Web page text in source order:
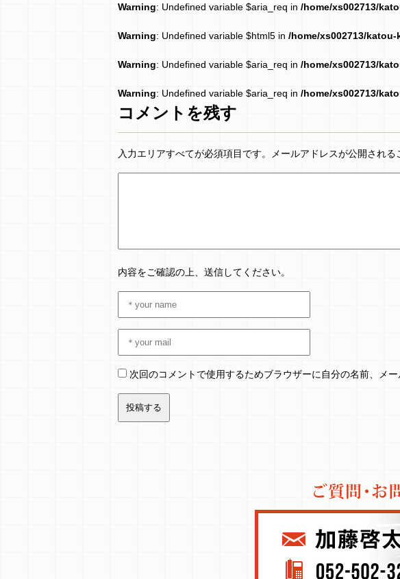
Warning: Undefined variable $aria_req in /home/xs002713/
Warning: Undefined variable $html5 in /home/xs002713/
Warning: Undefined variable $aria_req in /home/xs002713/
Warning: Undefined variable $aria_req in /home/xs002713/
コメントを残す
入力エリアすべてが必須項目です。メールアドレスが公開される
内容をご確認の上、送信してください。
次回のコメントで使用するためブラウザーに自分の名前、メー